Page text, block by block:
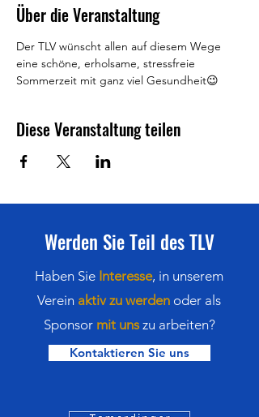
Über die Veranstaltung
Der TLV wünscht allen auf diesem Wege
eine schöne, erholsame, stressfreie
Sommerzeit mit ganz viel Gesundheit😉
Diese Veranstaltung teilen
Werden Sie Teil des TLV
Haben Sie Interesse, in unserem
Verein aktiv zu werden oder als
Sponsor mit unszu arbeiten?
Kontaktieren Sie uns